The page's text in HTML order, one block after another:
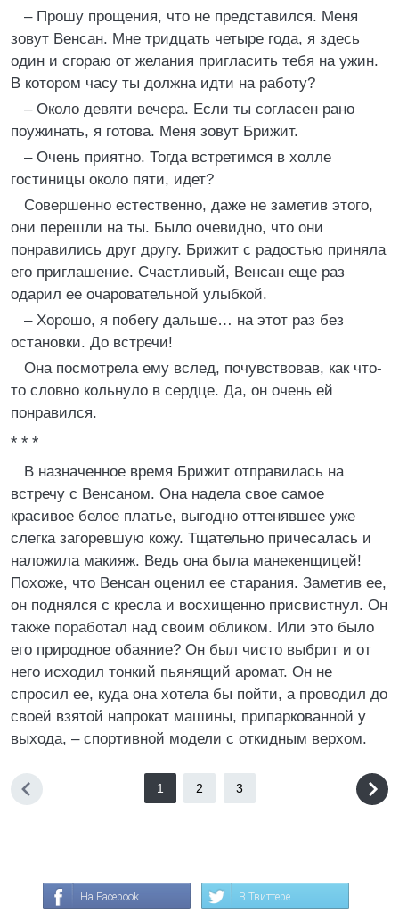
– Прошу прощения, что не представился. Меня
зовут Венсан. Мне тридцать четыре года, я здесь
один и сгораю от желания пригласить тебя на ужин.
В котором часу ты должна идти на работу?
– Около девяти вечера. Если ты согласен рано
поужинать, я готова. Меня зовут Брижит.
– Очень приятно. Тогда встретимся в холле
гостиницы около пяти, идет?
Совершенно естественно, даже не заметив этого,
они перешли на ты. Было очевидно, что они
понравились друг другу. Брижит с радостью приняла
его приглашение. Счастливый, Венсан еще раз
одарил ее очаровательной улыбкой.
– Хорошо, я побегу дальше… на этот раз без
остановки. До встречи!
Она посмотрела ему вслед, почувствовав, как что-
то словно кольнуло в сердце. Да, он очень ей
понравился.
* * *
В назначенное время Брижит отправилась на
встречу с Венсаном. Она надела свое самое
красивое белое платье, выгодно оттенявшее уже
слегка загоревшую кожу. Тщательно причесалась и
наложила макияж. Ведь она была манекенщицей!
Похоже, что Венсан оценил ее старания. Заметив ее,
он поднялся с кресла и восхищенно присвистнул. Он
также поработал над своим обликом. Или это было
его природное обаяние? Он был чисто выбрит и от
него исходил тонкий пьянящий аромат. Он не
спросил ее, куда она хотела бы пойти, а проводил до
своей взятой напрокат машины, припаркованной у
выхода, – спортивной модели с откидным верхом.
1 2 3
На Facebook В Твиттере